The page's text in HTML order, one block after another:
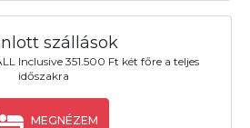
szállások
Inclusive 351.500 Ft két főre a teljes
időszakra
MEGNÉZEM